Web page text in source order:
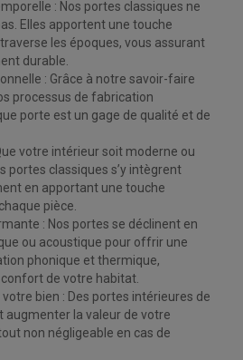
Elles apportent une touche
traverse les époques, vous assurant
durable.
processus de fabrication
porte est un gage de qualité et de
portes classiques s’y intègrent
en apportant une touche
pièce.
ou acoustique pour offrir une
phonique et thermique,
de votre habitat.
augmenter la valeur de votre
non négligeable en cas de